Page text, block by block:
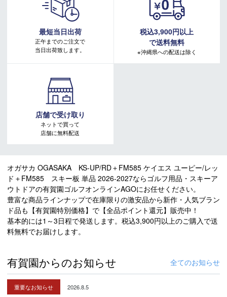
最短当日出荷
正午までのご注文で
当日出荷致します。
税込3,900円以上
で送料無料
※沖縄県への配送は除く
店舗で受け取り
ネットで買って
店舗に無料配送
オガサカ OGASAKA KS-UP/RD＋FM585 ケイエス ユーピー/レッ
ド＋FM585 スキー板 単品 2026-2027ならゴルフ用品・スキーア
ウトドアの有賀園ゴルフオンラインAGOにお任せください。
豊富な商品ラインナップで在庫限りの激安品から新作・人気ブラン
ド品も【有賀園特別価格】で【全品ポイント還元】販売中！
基本的には1～3日程で発送します。税込3,900円以上のご購入で送
料無料でお届けします。
有賀園からのお知らせ 全てのお知らせ
重要なお知らせ 2026.8.5